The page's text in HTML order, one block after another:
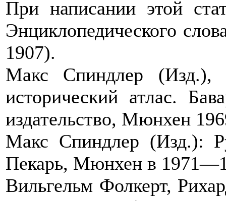
При написании этой
Энциклопедического
1907).
Макс Спиндлер (Изд.),
исторический атлас.
издательство, Мюнхен
Макс Спиндлер (Изд.):
Пекарь, Мюнхен в
Вильгельм Фолкерт,